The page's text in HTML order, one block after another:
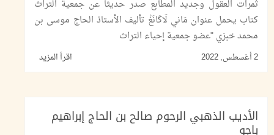
ثمرات العقول وجديد المطابع صدر حديثا عن جمعية التراث
كتاب يحمل عنوان مَاني لَاكَانَغْ تأليف الأستاذ الحاج موسى بن
محمد خبزي "عضو جمعية إحياء التراث
2 أغسطس, 2022 اقرأ المزيد
الأديب الذهبي الرحوم صالح بن الحاج إبراهيم
باجو